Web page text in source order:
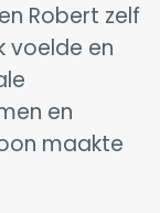
Robert zelf
voelde en
en
maakte